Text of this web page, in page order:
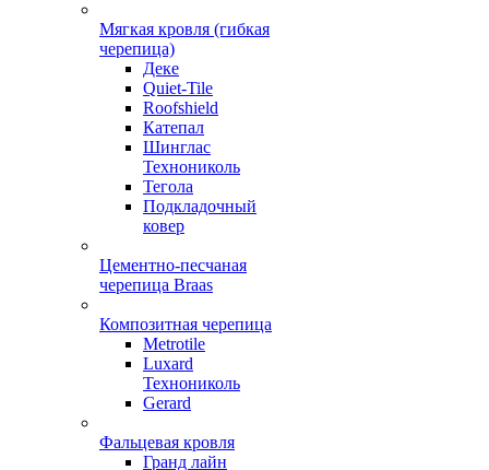
Мягкая кровля (гибкая
черепица)
Деке
Quiet-Tile
Roofshield
Катепал
Шинглас
Технониколь
Тегола
Подкладочный
ковер
Цементно-песчаная
черепица Braas
Композитная черепица
Metrotile
Luxard
Технониколь
Gerard
Фальцевая кровля
Гранд лайн